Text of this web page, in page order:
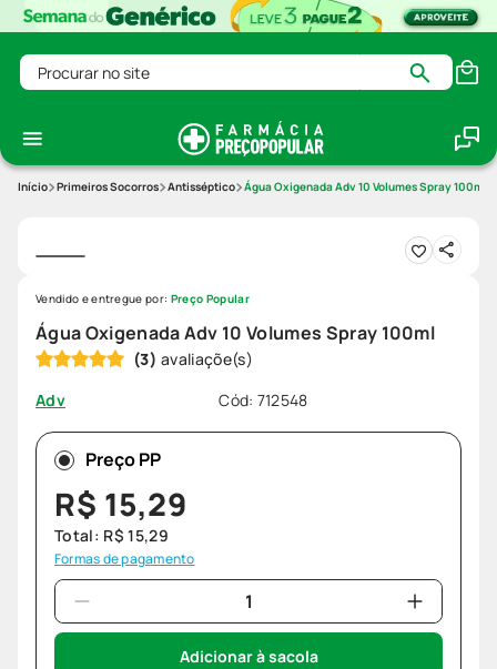
Procurar no site
Primeiros Socorros Antisséptico Água Oxigenada Adv 10 Volumes Spray 100ml
Água Oxigenada Adv 10 Volumes Spray 100ml
(3)
Adv
Cód: 712548
Vendido e entregue por: Preço Popular
Preço PP
R$ 15,29
Total: R$ 15,29
Formas de pagamento
Adicionar à sacola